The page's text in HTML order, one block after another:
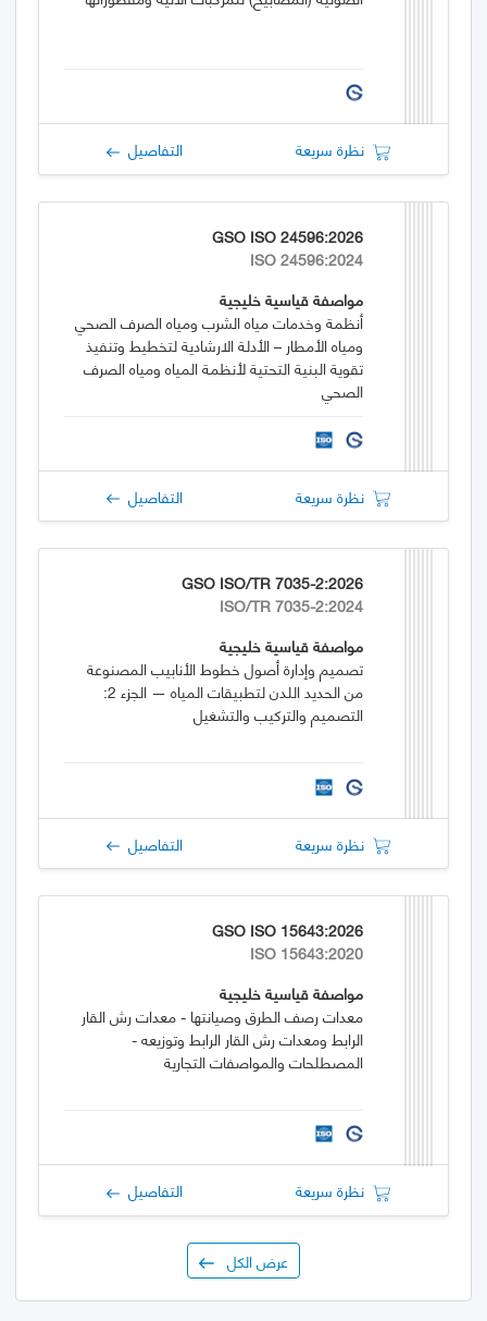
نظرة سريعة التفاصيل
GSO ISO 24596:2026
ISO 24596:2024
مواصفة قياسية خليجية
أنظمة وخدمات مياه الشرب ومياه الصرف الصحي
ومياه الأمطار – الأدلة الارشادية لتخطيط وتنفيذ
تقوية البنية التحتية لأنظمة المياه ومياه الصرف
الصحي
نظرة سريعة التفاصيل
GSO ISO/TR 7035-2:2026
ISO/TR 7035-2:2024
مواصفة قياسية خليجية
تصميم وإدارة أصول خطوط الأنابيب المصنوعة
من الحديد اللدن لتطبيقات المياه — الجزء 2:
التصميم والتركيب والتشغيل
نظرة سريعة التفاصيل
GSO ISO 15643:2026
ISO 15643:2020
مواصفة قياسية خليجية
معدات رصف الطرق وصيانتها - معدات رش القار
الرابط ومعدات رش القار الرابط وتوزيعه -
المصطلحات والمواصفات التجارية
نظرة سريعة التفاصيل
عرض الكل